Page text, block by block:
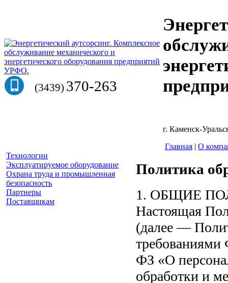
(3439) 370-263
г. Каменск-
Главная | О
Технологии
Эксплуатируемое оборудование
Охрана труда и промышленная
безопасность
Партнеры
Поставщикам
Политика
1. ОБЩИЕ
Настоящая
(далее —
требованиями
ФЗ «О
обработки и